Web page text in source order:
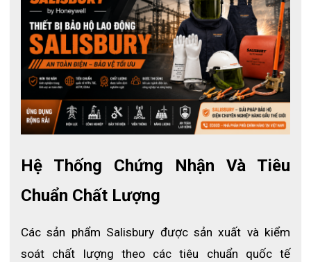
Hệ Thống Chứng Nhận Và Tiêu
Chuẩn Chất Lượng
Các sản phẩm Salisbury được sản xuất và kiểm
soát chất lượng theo các tiêu chuẩn quốc tế